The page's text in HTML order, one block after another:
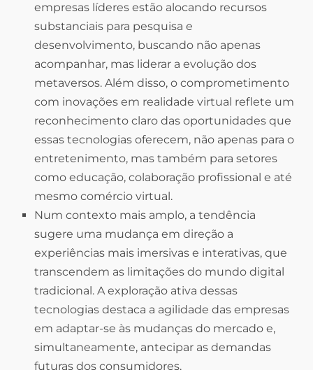
empresas líderes estão alocando recursos
substanciais para pesquisa e
desenvolvimento, buscando não apenas
acompanhar, mas liderar a evolução dos
metaversos. Além disso, o comprometimento
com inovações em realidade virtual reflete um
reconhecimento claro das oportunidades que
essas tecnologias oferecem, não apenas para o
entretenimento, mas também para setores
como educação, colaboração profissional e até
mesmo comércio virtual.
Num contexto mais amplo, a tendência
sugere uma mudança em direção a
experiências mais imersivas e interativas, que
transcendem as limitações do mundo digital
tradicional. A exploração ativa dessas
tecnologias destaca a agilidade das empresas
em adaptar-se às mudanças do mercado e,
simultaneamente, antecipar as demandas
futuras dos consumidores.